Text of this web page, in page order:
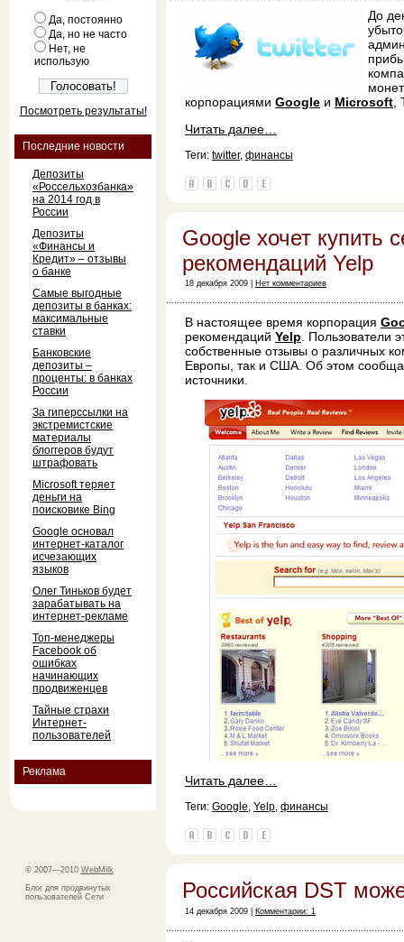
Да, постоянно
Да, но не часто
Нет, не
использую
Посмотреть результаты!
Последние новости
Депозиты
«Россельхозбанка»
на 2014 год в
России
Депозиты
«Финансы и
Кредит» – отзывы
о банке
Самые выгодные
депозиты в банках:
максимальные
ставки
Банковские
депозиты –
проценты: в банках
России
За гиперссылки на
экстремистские
материалы
блоггеров будут
штрафовать
Microsoft теряет
деньги на
поисковике Bing
Google основал
интернет-каталог
исчезающих
языков
Олег Тиньков будет
зарабатывать на
интернет-рекламе
Топ-менеджеры
Facebook об
ошибках
начинающих
продвиженцев
Тайные страхи
Интернет-
пользователей
Реклама
© 2007—2010 WebMilk
Блог для продвинутых
пользователей Сети
До
корпорациями Google и Microsoft
Читать далее…
Теги: twitter, финансы
Google хочет купить
рекомендаций Yelp
18 декабря 2009 | Нет комментариев
В настоящее время корпорация
рекомендаций Yelp . Пользователи
собственные отзывы о различных
Европы, так и США. Об этом
источники.
Читать далее…
Теги: Google, Yelp, финансы
Российская DST
14 декабря 2009 | Комментарии: 1